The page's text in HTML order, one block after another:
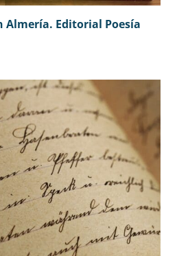
Almería. Editorial Poesía